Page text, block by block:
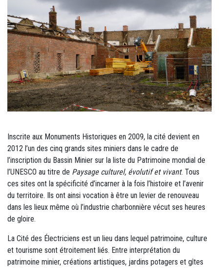
Inscrite aux Monuments Historiques en 2009, la cité devient en
2012 l’un des cinq grands sites miniers dans le cadre de
l’inscription du Bassin Minier sur la liste du Patrimoine mondial de
l’UNESCO au titre de Paysage culturel, évolutif et vivant. Tous
ces sites ont la spécificité d’incarner à la fois l’histoire et l’avenir
du territoire. Ils ont ainsi vocation à être un levier de renouveau
dans les lieux même où l’industrie charbonnière vécut ses heures
de gloire.
La Cité des Électriciens est un lieu dans lequel patrimoine, culture
et tourisme sont étroitement liés. Entre interprétation du
patrimoine minier, créations artistiques, jardins potagers et gîtes